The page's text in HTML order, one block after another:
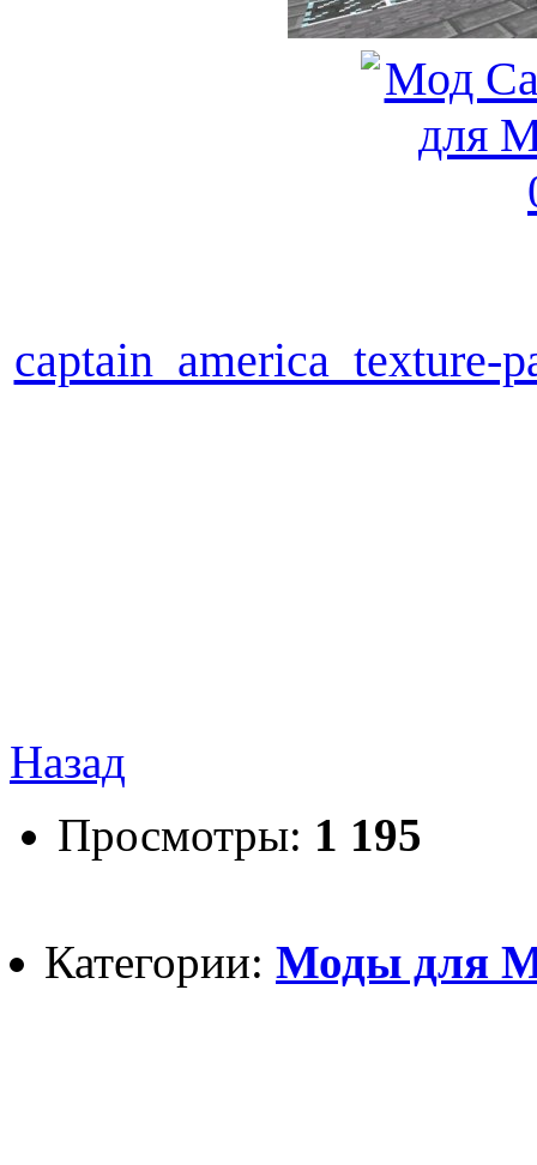
captain_america_texture-
Назад
Просмотры: 1 195
Категории: Моды для